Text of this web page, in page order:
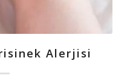
Alerjisi